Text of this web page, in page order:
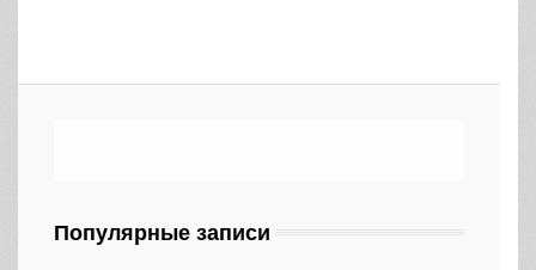
Популярные записи